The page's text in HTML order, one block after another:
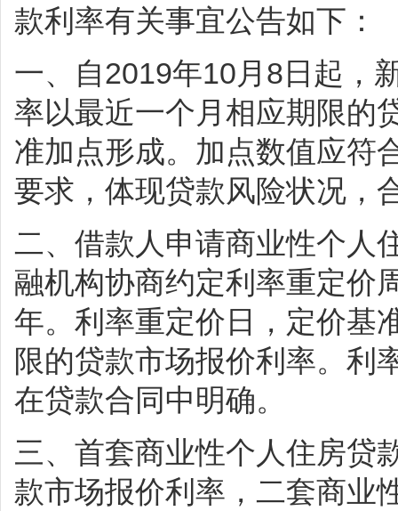
款利率有关事宜公告如下：
一、自2019年10月8日起，
率以最近一个月相应期限的
准加点形成。加点数值应符
要求，体现贷款风险状况，
二、借款人申请商业性个人
融机构协商约定利率重定价
年。利率重定价日，定价基
限的贷款市场报价利率。利
在贷款合同中明确。
三、首套商业性个人住房贷
款市场报价利率，二套商业